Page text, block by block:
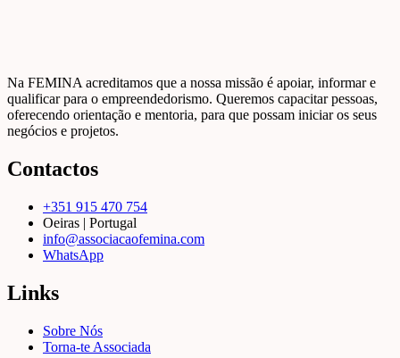
Na FEMINA acreditamos que a nossa missão é apoiar, informar e
qualificar para o empreendedorismo. Queremos capacitar pessoas,
oferecendo orientação e mentoria, para que possam iniciar os seus
negócios e projetos.
Contactos
+351 915 470 754
Oeiras | Portugal
info@associacaofemina.com
WhatsApp
Links
Sobre Nós
Torna-te Associada